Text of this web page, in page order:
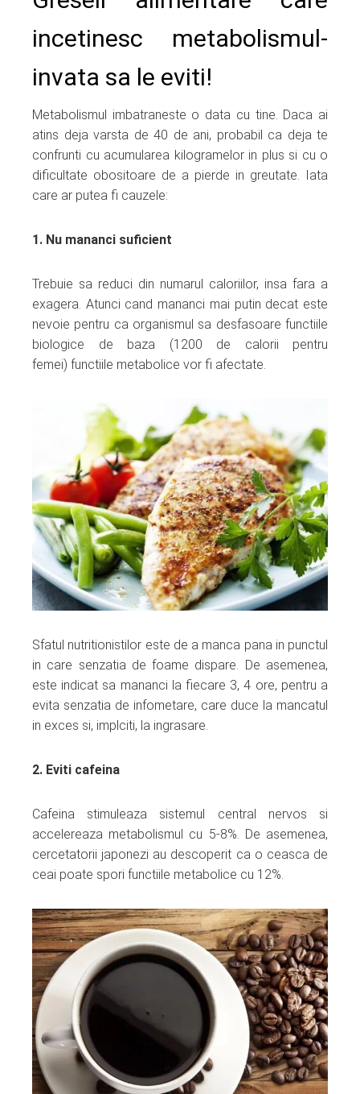
incetinesc metabolismul-
invata sa le eviti!
Metabolismul imbatraneste o data cu tine. Daca ai
atins deja varsta de 40 de ani, probabil ca deja te
confrunti cu acumularea kilogramelor in plus si cu o
dificultate obositoare de a pierde in greutate. Iata
care ar putea fi cauzele:
1. Nu mananci suficient
Trebuie sa reduci din numarul caloriilor, insa fara a
exagera. Atunci cand mananci mai putin decat este
nevoie pentru ca organismul sa desfasoare functiile
biologice de baza (1200 de calorii pentru
femei) functiile metabolice vor fi afectate.
Sfatul nutritionistilor este de a manca pana in punctul
in care senzatia de foame dispare. De asemenea,
este indicat sa mananci la fiecare 3, 4 ore, pentru a
evita senzatia de infometare, care duce la mancatul
in exces si, implciti, la ingrasare.
2. Eviti cafeina
Cafeina stimuleaza sistemul central nervos si
accelereaza metabolismul cu 5-8%. De asemenea,
cercetatorii japonezi au descoperit ca o ceasca de
ceai poate spori functiile metabolice cu 12%.